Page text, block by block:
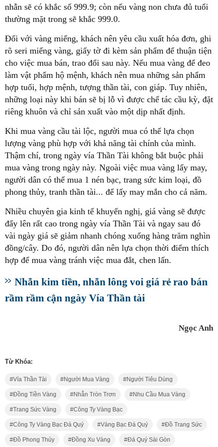
nhẫn sẽ có khắc số 999.9; còn nếu vàng non chưa đủ tuổi
thường mặt trong sẽ khắc 999.0.
Đối với vàng miếng, khách nên yêu cầu xuất hóa đơn, ghi
rõ seri miếng vàng, giấy tờ đi kèm sản phẩm để thuận tiện
cho việc mua bán, trao đổi sau này. Nếu mua vàng để đeo
làm vật phẩm hộ mệnh, khách nên mua những sản phẩm
hợp tuổi, hợp mệnh, tượng thần tài, con giáp. Tuy nhiên,
những loại này khi bán sẽ bị lỗ vì được chế tác cầu kỳ, đặt
riêng khuôn và chỉ sản xuất vào một dịp nhất định.
Khi mua vàng cầu tài lộc, người mua có thể lựa chọn
lượng vàng phù hợp với khả năng tài chính của mình.
Thậm chí, trong ngày vía Thần Tài không bắt buộc phải
mua vàng trong ngày này. Ngoài việc mua vàng lấy may,
người dân có thể mua 1 nén bạc, trang sức kim loại, đồ
phong thủy, tranh thần tài... để lấy may mắn cho cả năm.
Nhiều chuyên gia kinh tế khuyến nghị, giá vàng sẽ được
đẩy lên rất cao trong ngày vía Thần Tài và ngay sau đó
vài ngày giá sẽ giảm nhanh chóng xuống hàng trăm nghìn
đồng/cây. Do đó, người dân nên lựa chọn thời điểm thích
hợp để mua vàng tránh việc mua đắt, chen lấn.
Nhẫn kim tiền, nhẫn lông voi giá rẻ rao bán
rầm rầm cận ngày Vía Thần tài
Ngọc Anh
Từ Khóa:
Vía Thần Tài Người Mua Vàng Người Tiêu Dùng
Đồng Tiền Vàng Nhẫn Tròn Trơn Nhu Cầu Mua Vàng
Trang Sức Vàng Công Ty Vàng Bạc
Công Ty Vàng Bạc Đá Quý Vàng Bạc Đá Quý Đồ Trang Sức
Đồ Phong Thủy Đồng Xu Vàng Đá Quý Sài Gòn